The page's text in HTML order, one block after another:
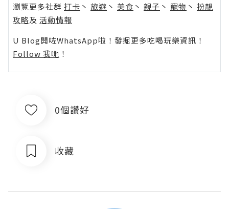
瀏覽更多社群 打卡 丶 旅遊 丶 美食 丶 親子 丶 寵物 丶 扮靚
攻略及 活動情報
U Blog開咗WhatsApp啦！發掘更多吃喝玩樂資訊！
Follow 我哋 ！
0個讚好
收藏